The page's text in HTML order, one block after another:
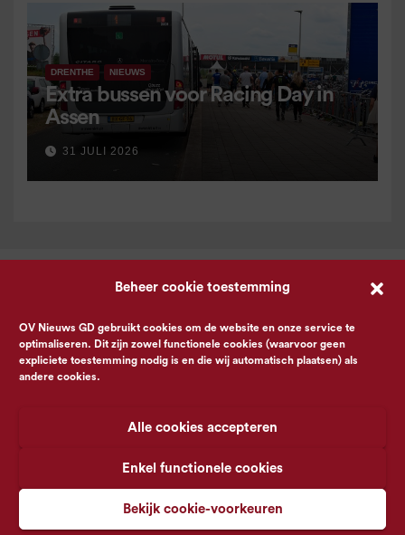
Beheer cookie toestemming
OV Nieuws GD gebruikt cookies om de website en onze service te
optimaliseren. Dit zijn zowel functionele cookies (waarvoor geen
expliciete toestemming nodig is en die wij automatisch plaatsen) als
andere cookies.
Alle cookies accepteren
Enkel functionele cookies
Bekijk cookie-voorkeuren
DRENTHE NIEUWS
Extra bussen voor Racing Day in
Assen
31 JULI 2026
© OV Nieuws GD -